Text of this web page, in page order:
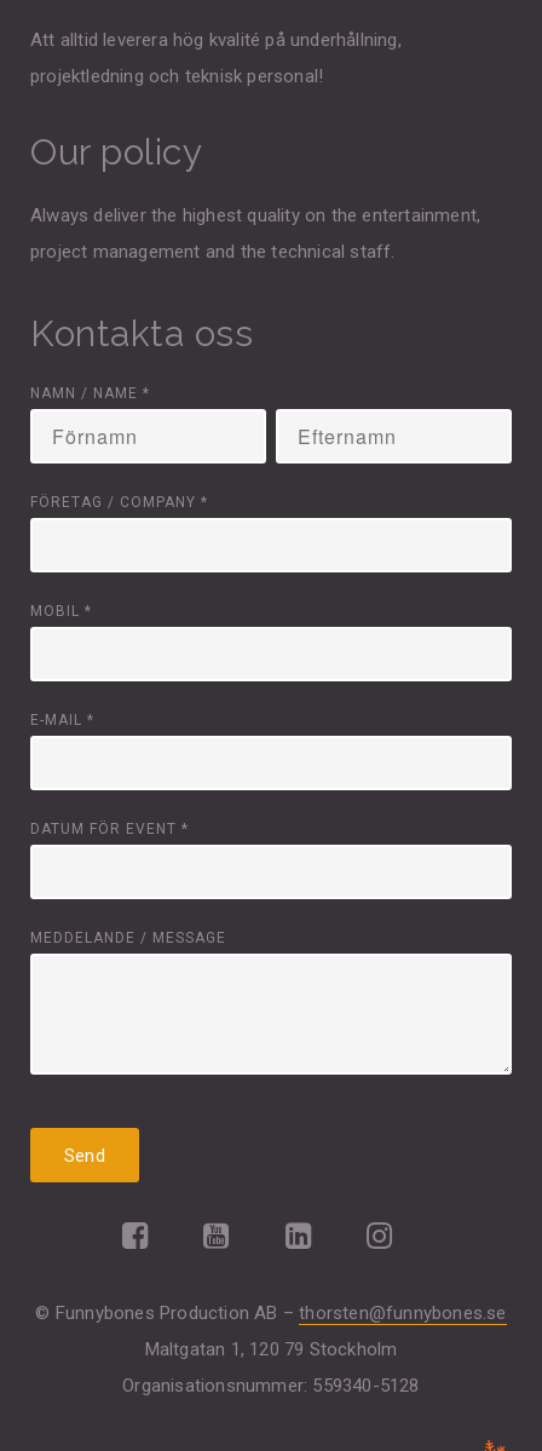
Att alltid leverera hög kvalité på underhållning,
projektledning och teknisk personal!
Our policy
Always deliver the highest quality on the entertainment,
project management and the technical staff.
Kontakta oss
NAMN / NAME *
FÖRETAG / COMPANY *
MOBIL *
E-MAIL *
DATUM FÖR EVENT *
MEDDELANDE / MESSAGE
© Funnybones Production AB –thorsten@funnybones.se
Maltgatan 1, 120 79 Stockholm
Organisationsnummer: 559340-5128